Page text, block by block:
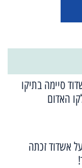
סיימה בתיקו
אשדוד זכתה